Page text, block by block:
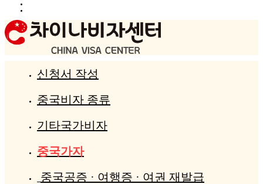
신청서 작성
중국비자 종류
기타국가비자
중국가자
중국공증 · 여행증 · 여권 재발급